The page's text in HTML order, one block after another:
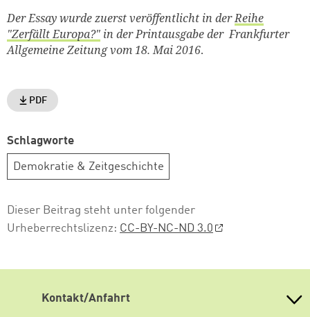
Der Essay wurde zuerst veröffentlicht in derReihe
"Zerfällt Europa?" in der Printausgabe der Frankfurter
Allgemeine Zeitung vom 18. Mai 2016.
PDF
Schlagworte
Demokratie & Zeitgeschichte
Dieser Beitrag steht unter folgender
Urheberrechtslizenz: CC-BY-NC-ND 3.0
Kontakt/Anfahrt